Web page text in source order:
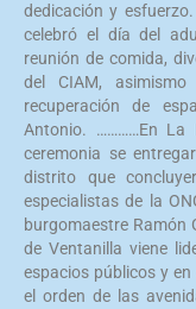
dedicación y
celebró el día del
reunión de comida,
del CIAM,
recuperación de
Antonio. …………En La
ceremonia se
distrito que
especialistas de la
burgomaestre Ramón
de Ventanilla viene
espacios públicos y
el orden de las